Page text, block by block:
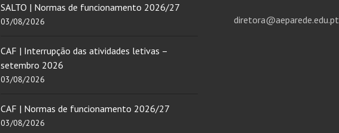
SALTO | Normas de funcionamento 2026/27
03/08/2026
CAF | Interrupção das atividades letivas –
setembro 2026
03/08/2026
CAF | Normas de funcionamento 2026/27
03/08/2026
diretora@aeparede.edu.pt